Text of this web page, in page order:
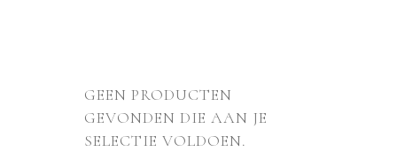
GEEN PRODUCTEN
GEVONDEN DIE AAN JE
SELECTIE VOLDOEN.